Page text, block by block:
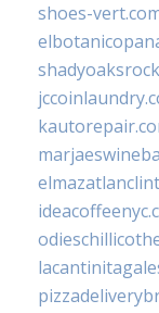
shoes-